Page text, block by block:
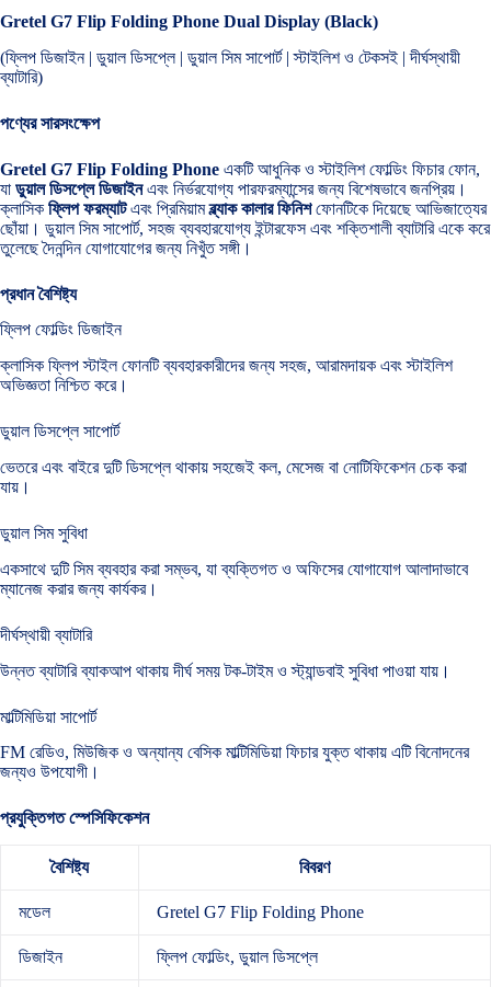
Gretel G7 Flip Folding Phone Dual Display (Black)
(ফ্লিপ ডিজাইন | ডুয়াল ডিসপ্লে | ডুয়াল সিম সাপোর্ট | স্টাইলিশ ও টেকসই | দীর্ঘস্থায়ী
ব্যাটারি)
পণ্যের সারসংক্ষেপ
Gretel G7 Flip Folding Phone একটি আধুনিক ও স্টাইলিশ ফোল্ডিং ফিচার ফোন,
যা ডুয়াল ডিসপ্লে ডিজাইনএবং নির্ভরযোগ্য পারফরম্যান্সের জন্য বিশেষভাবে জনপ্রিয়।
ক্লাসিক ফ্লিপ ফরম্যাটএবং প্রিমিয়ামব্ল্যাক কালার ফিনিশফোনটিকে দিয়েছে আভিজাত্যের
ছোঁয়া। ডুয়াল সিম সাপোর্ট, সহজ ব্যবহারযোগ্য ইন্টারফেস এবং শক্তিশালী ব্যাটারি একে করে
তুলেছে দৈনন্দিন যোগাযোগের জন্য নিখুঁত সঙ্গী।
প্রধান বৈশিষ্ট্য
ফ্লিপ ফোল্ডিং ডিজাইন
ক্লাসিক ফ্লিপ স্টাইল ফোনটি ব্যবহারকারীদের জন্য সহজ, আরামদায়ক এবং স্টাইলিশ
অভিজ্ঞতা নিশ্চিত করে।
ডুয়াল ডিসপ্লে সাপোর্ট
ভেতরে এবং বাইরে দুটি ডিসপ্লে থাকায় সহজেই কল, মেসেজ বা নোটিফিকেশন চেক করা
যায়।
ডুয়াল সিম সুবিধা
একসাথে দুটি সিম ব্যবহার করা সম্ভব, যা ব্যক্তিগত ও অফিসের যোগাযোগ আলাদাভাবে
ম্যানেজ করার জন্য কার্যকর।
দীর্ঘস্থায়ী ব্যাটারি
উন্নত ব্যাটারি ব্যাকআপ থাকায় দীর্ঘ সময় টক-টাইম ও স্ট্যান্ডবাই সুবিধা পাওয়া যায়।
মাল্টিমিডিয়া সাপোর্ট
FM রেডিও, মিউজিক ও অন্যান্য বেসিক মাল্টিমিডিয়া ফিচার যুক্ত থাকায় এটি বিনোদনের
জন্যও উপযোগী।
প্রযুক্তিগত স্পেসিফিকেশন
বৈশিষ্ট্য বিবরণ
মডেল Gretel G7 Flip Folding Phone
ডিজাইন ফ্লিপ ফোল্ডিং, ডুয়াল ডিসপ্লে